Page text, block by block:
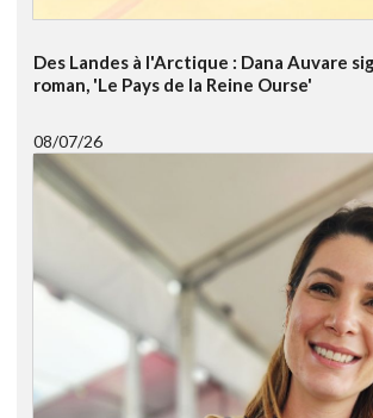
Des Landes à l'Arctique : Dana Auvare
roman, 'Le Pays de la Reine Ourse'
08/07/26